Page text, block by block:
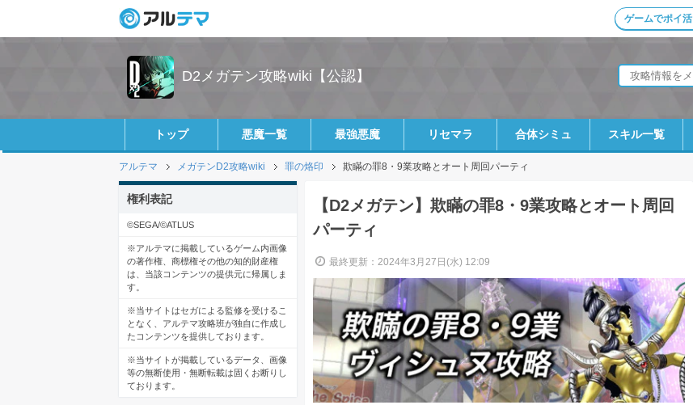
ゲームでポイ活
D2メガテン攻略wiki【公認】
トップ 悪魔一覧 最強悪魔 リセマラ 合体シミュ スキル一覧
アルテマ メガテンD2攻略wiki 罪の烙印 欺瞞の罪8・9業攻略とオート周回パーティ
【D2メガテン】欺瞞の罪8・9業攻略とオート周回
パーティ
最終更新：2024年3月27日(水) 12:09
権利表記
©SEGA/©ATLUS
※アルテマに掲載しているゲーム内画像
の著作権、商標権その他の知的財産権
は、当該コンテンツの提供元に帰属しま
す。
※当サイトはセガによる監修を受けるこ
となく、アルテマ攻略班が独自に作成し
たコンテンツを提供しております。
※当サイトが掲載しているデータ、画像
等の無断使用・無断転載は固くお断りし
ております。